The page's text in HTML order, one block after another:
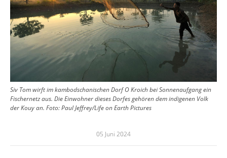
Siv Tom wirft im kambodschanischen Dorf O Kroich bei Sonnenaufgang ein
Fischernetz aus. Die Einwohner dieses Dorfes gehören dem indigenen Volk
der Kouy an. Foto:Paul Jeffrey/Life on Earth Pictures
05 Juni 2024